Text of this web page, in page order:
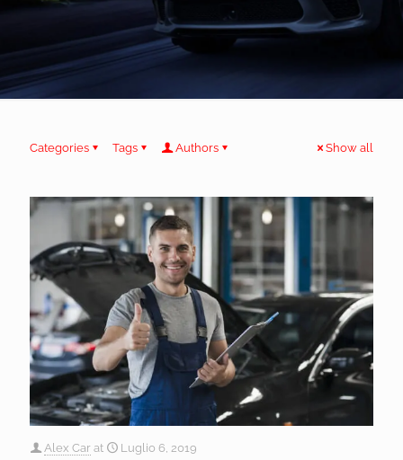
Categories Tags Authors Show all
Alex Car at Luglio 6, 2019